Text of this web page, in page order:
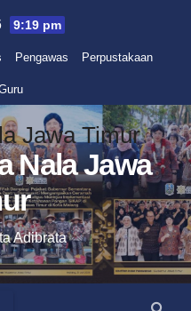
9:19 pm
Pengawas Perpustakaan
Nala Jawa
Adibrata